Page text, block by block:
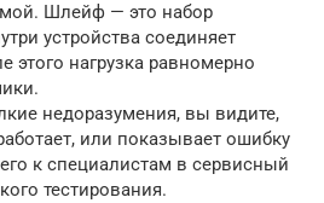
Шлейф — это набор
устройства соединяет
этого нагрузка равномерно
недоразумения, вы видите,
или показывает ошибку
к специалистам в сервисный
тестирования.